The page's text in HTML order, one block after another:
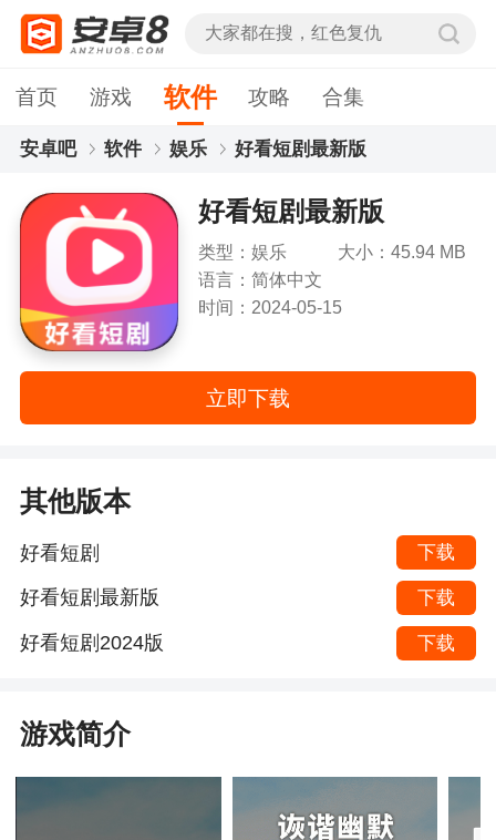
首页 游戏 软件 攻略 合集
安卓吧 软件 娱乐 好看短剧最新版
好看短剧最新版
类型：娱乐
大小：45.94 MB
语言：简体中文
时间：2024-05-15
立即下载
其他版本
好看短剧 下载
好看短剧最新版 下载
好看短剧2024版 下载
游戏简介